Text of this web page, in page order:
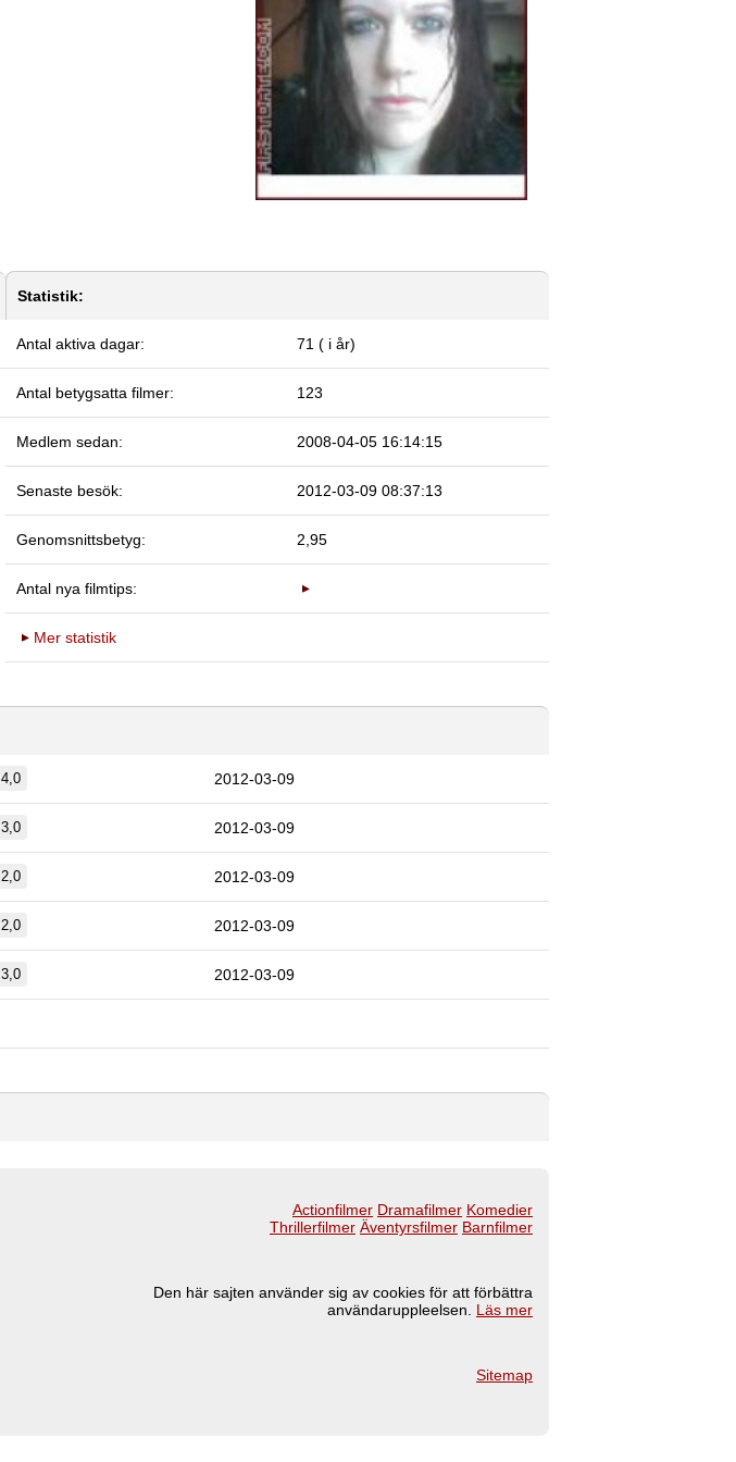
Statistik:
Antal aktiva dagar: 71 ( i år)
Antal betygsatta filmer: 123
Medlem sedan: 2008-04-05 16:14:15
Senaste besök: 2012-03-09 08:37:13
Genomsnittsbetyg: 2,95
Antal nya filmtips:
Mer statistik
4,0 2012-03-09
3,0 2012-03-09
2,0 2012-03-09
2,0 2012-03-09
3,0 2012-03-09
Actionfilmer Dramafilmer Komedier
Thrillerfilmer Äventyrsfilmer Barnfilmer
Den här sajten använder sig av cookies för att förbättra
användaruppleelsen. Läs mer
Sitemap